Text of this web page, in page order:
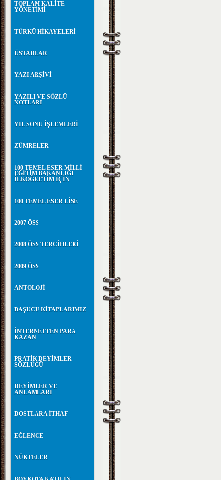
TOPLAM KALİTE
YÖNETİMİ
TÜRKÜ HİKAYELERİ
ÜSTADLAR
YAZI ARŞİVİ
YAZILI VE SÖZLÜ
NOTLARI
YIL SONU İŞLEMLERİ
ZÜMRELER
100 TEMEL ESER MİLLİ
EĞİTİM BAKANLIĞI
İLKÖĞRETİM İÇİN
100 TEMEL ESER LİSE
2007 ÖSS
2008 ÖSS TERCİHLERİ
2009 ÖSS
ANTOLOJİ
BAŞUCU KİTAPLARIMIZ
İNTERNETTEN PARA
KAZAN
PRATİK DEYİMLER
SÖZLÜĞÜ
DEYİMLER VE
ANLAMLARI
DOSTLARA İTHAF
EĞLENCE
NÜKTELER